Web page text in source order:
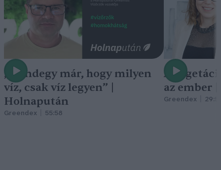
„Mindegy már, hogy milyen
víz, csak víz legyen” |
Holnapután
Greendex 55:58
A
az ember
Greendex